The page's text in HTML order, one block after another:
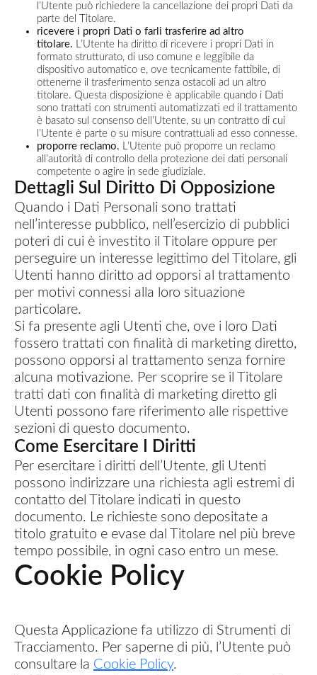
l’Utente può richiedere la cancellazione dei propri Dati da
parte del Titolare.
ricevere i propri Dati o farli trasferire ad altro
titolare. L’Utente ha diritto di ricevere i propri Dati in
formato strutturato, di uso comune e leggibile da
dispositivo automatico e, ove tecnicamente fattibile, di
ottenerne il trasferimento senza ostacoli ad un altro
titolare. Questa disposizione è applicabile quando i Dati
sono trattati con strumenti automatizzati ed il trattamento
è basato sul consenso dell’Utente, su un contratto di cui
l’Utente è parte o su misure contrattuali ad esso connesse.
proporre reclamo. L’Utente può proporre un reclamo
all’autorità di controllo della protezione dei dati personali
competente o agire in sede giudiziale.
Dettagli Sul Diritto Di Opposizione
Quando i Dati Personali sono trattati
nell’interesse pubblico, nell’esercizio di pubblici
poteri di cui è investito il Titolare oppure per
perseguire un interesse legittimo del Titolare, gli
Utenti hanno diritto ad opporsi al trattamento
per motivi connessi alla loro situazione
particolare.
Si fa presente agli Utenti che, ove i loro Dati
fossero trattati con finalità di marketing diretto,
possono opporsi al trattamento senza fornire
alcuna motivazione. Per scoprire se il Titolare
tratti dati con finalità di marketing diretto gli
Utenti possono fare riferimento alle rispettive
sezioni di questo documento.
Come Esercitare I Diritti
Per esercitare i diritti dell’Utente, gli Utenti
possono indirizzare una richiesta agli estremi di
contatto del Titolare indicati in questo
documento. Le richieste sono depositate a
titolo gratuito e evase dal Titolare nel più breve
tempo possibile, in ogni caso entro un mese.
Cookie Policy
Questa Applicazione fa utilizzo di Strumenti di
Tracciamento. Per saperne di più, l’Utente può
consultare la Cookie Policy.